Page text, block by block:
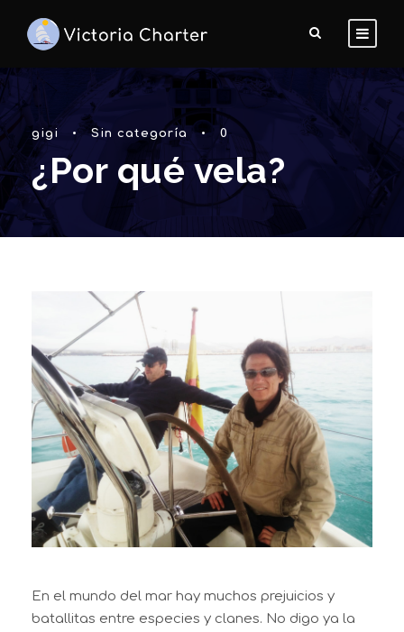
gigi • Sin categoría • 0
¿Por qué vela?
En el mundo del mar hay muchos prejuicios y
batallitas entre especies y clanes. No digo ya la